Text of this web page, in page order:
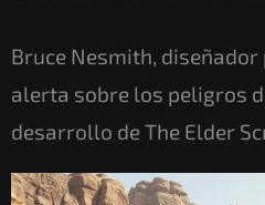
Bruce Nesmith,
alerta sobre los peligros
desarrollo de The Elder